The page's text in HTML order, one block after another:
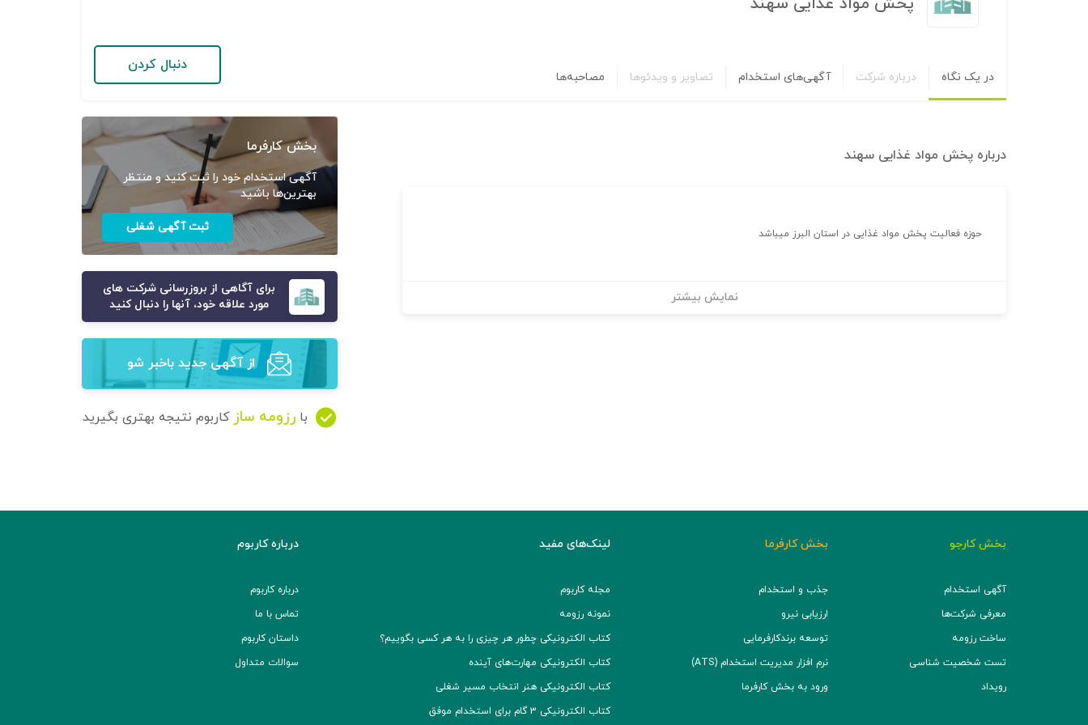
در یک نگاه درباره شرکت آگهی‌های استخدام تصاویر و ویدئوها مصاحبه‌ها
دنبال کردن
درباره پخش مواد غذایی سهند
حوزه فعالیت پخش مواد غذایی در استان البرز میباشد
نمایش بیشتر
بخش کارفرما
آگهی استخدام خود را ثبت کنید و منتظر
بهترین‌ها باشید
ثبت آگهی شغلی
برای آگاهی از بروزرسانی شرکت های
مورد علاقه خود، آنها را دنبال کنید
از آگهی‌ جدید باخبر شو
با رزومه ساز کاربوم نتیجه بهتری بگیرید
بخش کارجو
آگهی استخدام
معرفی شرکت‌ها
ساخت رزومه
تست شخصیت شناسی
رویداد
بخش کارفرما
جذب و استخدام
ارزیابی نیرو
توسعه برند‌کارفرمایی
نرم افزار مدیریت استخدام (ATS)
ورود به بخش کارفرما
لینک‌های مفید
مجله کاربوم
نمونه رزومه
کتاب الکترونیکی چطور هر چیزی را به هر کسی بگوییم؟
کتاب الکترونیکی مهارت‌های آینده
کتاب الکترونیکی هنر انتخاب مسیر شغلی
کتاب الکترونیکی ۳ گام برای استخدام موفق
درباره کاربوم
درباره کاربوم
تماس با ما
داستان کاربوم
سوالات متداول